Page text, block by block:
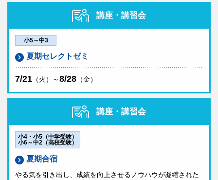
講座・講習会
小5～中3
夏期セレクトゼミ
7/21 （火）～8/28 （金）
講座・講習会
小4・小5（中学受験）
小6～中2（高校受験）
夏期合宿
やる気を引き出し、成績を向上させるノウハウが凝縮された